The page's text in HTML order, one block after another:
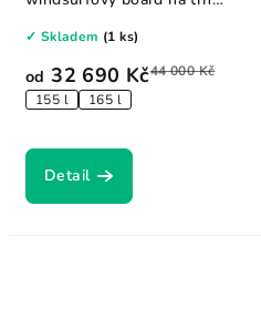
od 32 690 Kč44 000 Kč
155 l 165 l
✓ Skladem (1 ks)
Detail